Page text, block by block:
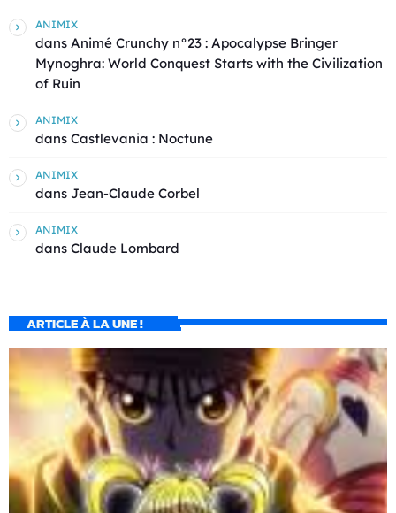
ANIMIX
dans Animé Crunchy n°23 : Apocalypse Bringer
Mynoghra: World Conquest Starts with the Civilization
of Ruin
ANIMIX
dans Castlevania : Noctune
ANIMIX
dans Jean-Claude Corbel
ANIMIX
dans Claude Lombard
ARTICLE À LA UNE !